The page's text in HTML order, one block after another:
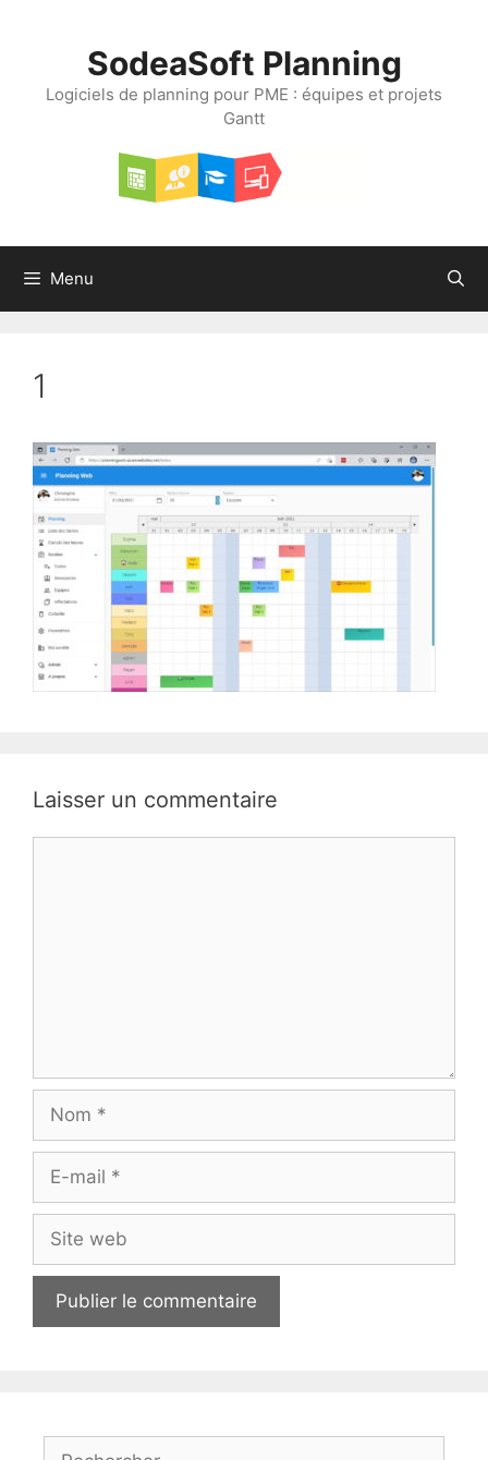
SodeaSoft Planning
Logiciels de planning pour PME : équipes et projets
Gantt
Menu
1
Laisser un commentaire
Nom
Site
web
Rechercher :